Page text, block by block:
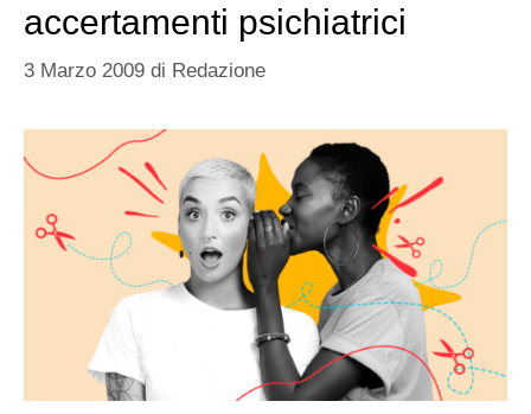
accertamenti psichiatrici
3 Marzo 2009 di Redazione